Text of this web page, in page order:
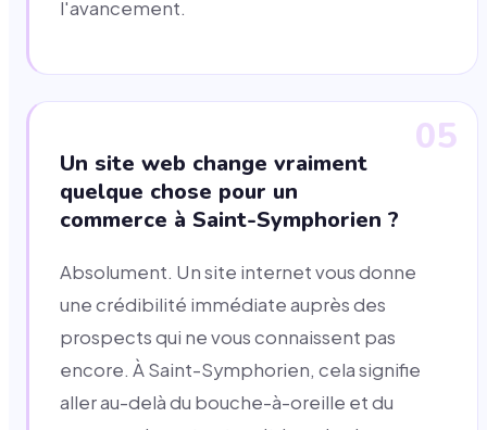
l'avancement.
05
Un site web change vraiment
quelque chose pour un
commerce à Saint-Symphorien ?
Absolument. Un site internet vous donne
une crédibilité immédiate auprès des
prospects qui ne vous connaissent pas
encore. À Saint-Symphorien, cela signifie
aller au-delà du bouche-à-oreille et du